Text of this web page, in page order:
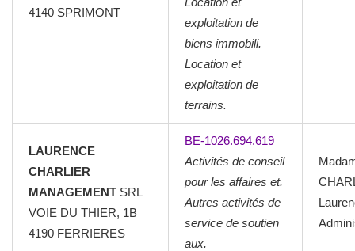
4140 SPRIMONT
exploitation de
biens immobili.
Location et
exploitation de
terrains.
LAURENCE
CHARLIER
MANAGEMENT SRL
VOIE DU THIER, 1B
4190 FERRIERES
BE-1026.694.619
Activités de conseil
pour les affaires et.
Autres activités de
service de soutien
aux.